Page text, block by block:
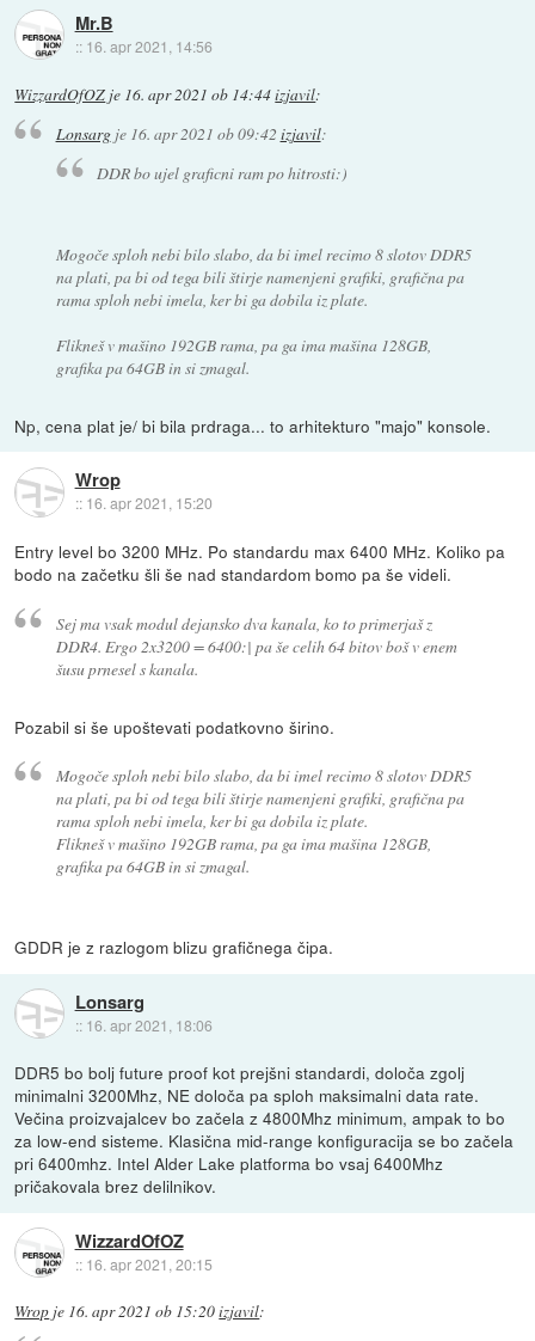
Mr.B
:: 16. apr 2021, 14:56
WizzardOfOZ je 16. apr 2021 ob 14:44izjavil:
Lonsargje 16. apr 2021 ob 09:42 izjavil:
DDR bo ujel graficni ram po hitrosti:)
Mogoče sploh nebi bilo slabo, da bi imel recimo 8 slotov DDR5
na plati, pa bi od tega bili štirje namenjeni grafiki, grafična pa
rama sploh nebi imela, ker bi ga dobila iz plate.
Flikneš v mašino 192GB rama, pa ga ima mašina 128GB,
grafika pa 64GB in si zmagal.
Np, cena plat je/ bi bila prdraga... to arhitekturo "majo" konsole.
Wrop
:: 16. apr 2021, 15:20
Entry level bo 3200 MHz. Po standardu max 6400 MHz. Koliko pa
bodo na začetku šli še nad standardom bomo pa še videli.
Sej ma vsak modul dejansko dva kanala, ko to primerjaš z
DDR4. Ergo 2x3200 = 6400:| pa še celih 64 bitov boš v enem
šusu prnesel s kanala.
Pozabil si še upoštevati podatkovno širino.
Mogoče sploh nebi bilo slabo, da bi imel recimo 8 slotov DDR5
na plati, pa bi od tega bili štirje namenjeni grafiki, grafična pa
rama sploh nebi imela, ker bi ga dobila iz plate.
Flikneš v mašino 192GB rama, pa ga ima mašina 128GB,
grafika pa 64GB in si zmagal.
GDDR je z razlogom blizu grafičnega čipa.
Lonsarg
:: 16. apr 2021, 18:06
DDR5 bo bolj future proof kot prejšni standardi, določa zgolj
minimalni 3200Mhz, NE določa pa sploh maksimalni data rate.
Večina proizvajalcev bo začela z 4800Mhz minimum, ampak to bo
za low-end sisteme. Klasična mid-range konfiguracija se bo začela
pri 6400mhz. Intel Alder Lake platforma bo vsaj 6400Mhz
pričakovala brez delilnikov.
WizzardOfOZ
:: 16. apr 2021, 20:15
Wrop je 16. apr 2021 ob 15:20izjavil: